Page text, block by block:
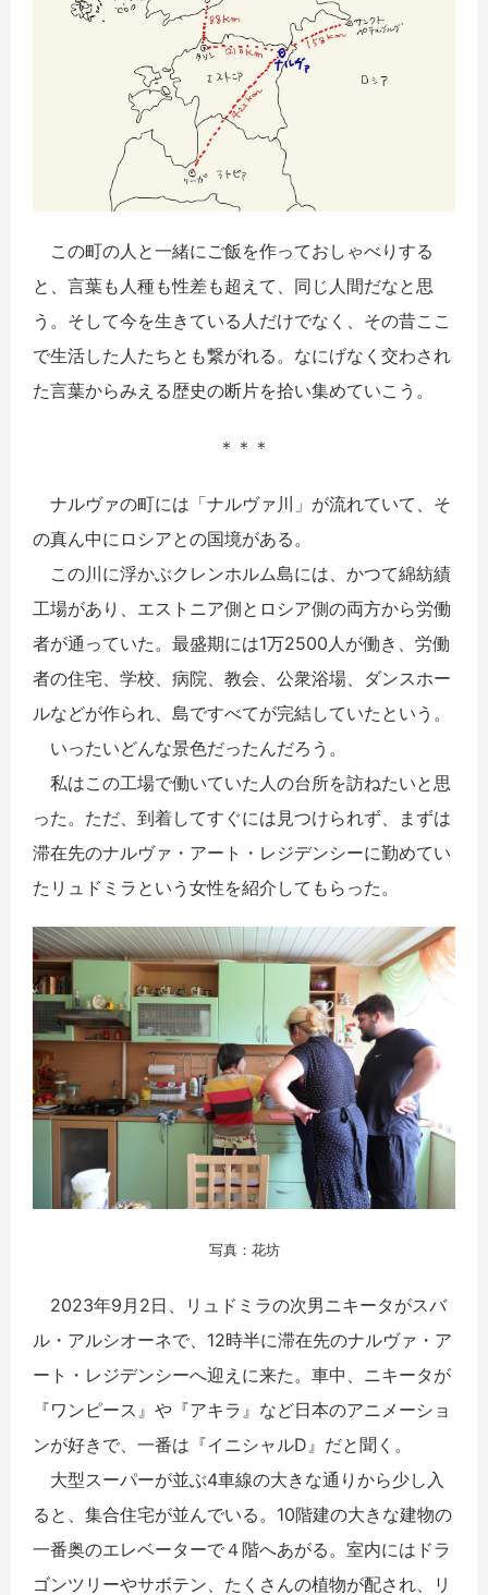
この町の人と一緒にご飯を作っておしゃべりする
と、言葉も人種も性差も超えて、同じ人間だなと思
う。そして今を生きている人だけでなく、その昔ここ
で生活した人たちとも繋がれる。なにげなく交わされ
た言葉からみえる歴史の断片を拾い集めていこう。
＊＊＊
ナルヴァの町には「ナルヴァ川」が流れていて、そ
の真ん中にロシアとの国境がある。
この川に浮かぶクレンホルム島には、かつて綿紡績
工場があり、エストニア側とロシア側の両方から労働
者が通っていた。最盛期には1万2500人が働き、労働
者の住宅、学校、病院、教会、公衆浴場、ダンスホー
ルなどが作られ、島ですべてが完結していたという。
いったいどんな景色だったんだろう。
私はこの工場で働いていた人の台所を訪ねたいと思
った。ただ、到着してすぐには見つけられず、まずは
滞在先のナルヴァ・アート・レジデンシーに勤めてい
たリュドミラという女性を紹介してもらった。
写真：花坊
2023年9月2日、リュドミラの次男ニキータがスバ
ル・アルシオーネで、12時半に滞在先のナルヴァ・ア
ート・レジデンシーへ迎えに来た。車中、ニキータが
『ワンピース』や『アキラ』など日本のアニメーショ
ンが好きで、一番は『イニシャルD』だと聞く。
大型スーパーが並ぶ4車線の大きな通りから少し入
ると、集合住宅が並んでいる。10階建の大きな建物の
一番奥のエレベーターで４階へあがる。室内にはドラ
ゴンツリーやサボテン、たくさんの植物が配され、リ